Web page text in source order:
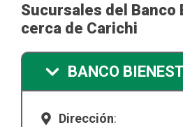
Sucursales del Banco
cerca de Carichi
BANCO
Dirección: